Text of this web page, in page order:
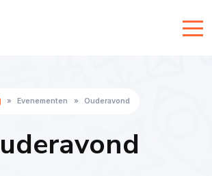
» Evenementen » Ouderavond